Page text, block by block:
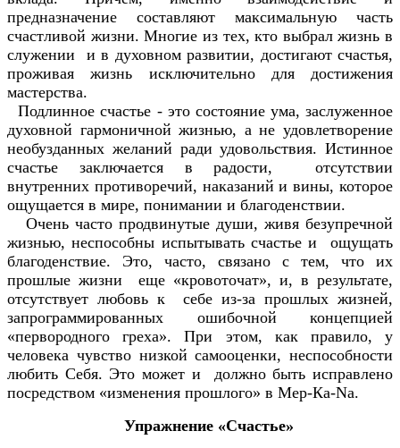
предназначение составляют максимальную часть
счастливой жизни. Многие из тех, кто выбрал жизнь в
служении и в духовном развитии, достигают счастья,
проживая жизнь исключительно для достижения
мастерства.
Подлинное счастье - это состояние ума, заслуженное
духовной гармоничной жизнью, а не удовлетворение
необузданных желаний ради удовольствия. Истинное
счастье заключается в радости, отсутствии
внутренних противоречий, наказаний и вины, которое
ощущается в мире, понимании и благоденствии.
Очень часто продвинутые души, живя безупречной
жизнью, неспособны испытывать счастье и ощущать
благоденствие. Это, часто, связано с тем, что их
прошлые жизни еще «кровоточат», и, в результате,
отсутствует любовь к себе из-за прошлых жизней,
запрограммированных ошибочной концепцией
«первородного греха». При этом, как правило, у
человека чувство низкой самооценки, неспособности
любить Себя. Это может и должно быть исправлено
посредством «изменения прошлого» в Мер-Ка-Na.
Упражнение «Счастье»